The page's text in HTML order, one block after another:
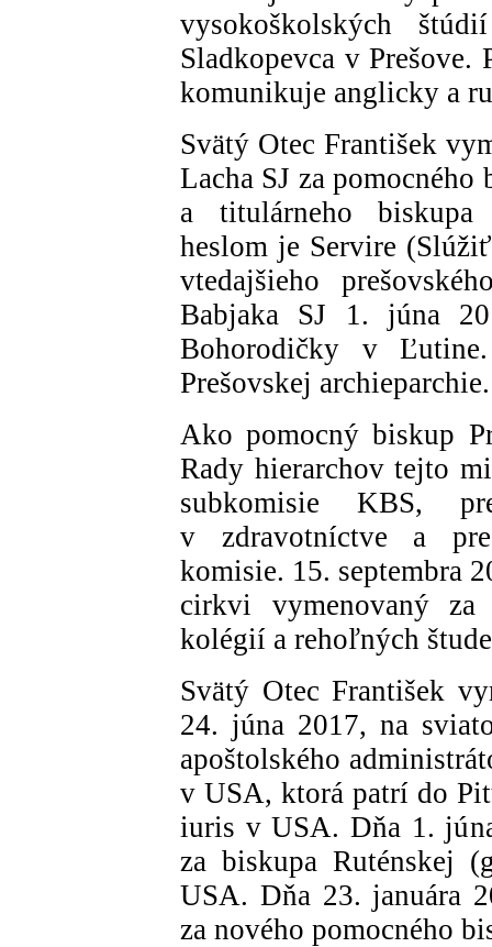
vysokoškolských
Sladkopevca v
komunikuje anglicky a
Svätý Otec František
Lacha SJ za pomocného
a titulárneho biskupa
heslom je Servire
vtedajšieho
Babjaka SJ 1. júna
Bohorodičky v
Prešovskej archieparchie.
Ako pomocný biskup
Rady hierarchov tejto
subkomisie KBS,
v zdravotníctve a
komisie. 15. septembra
cirkvi vymenovaný za
kolégií a rehoľných
Svätý Otec František
24. júna 2017, na
apoštolského
v USA, ktorá patrí do
iuris v USA. Dňa 1.
za biskupa Ruténskej
USA. Dňa 23. januára
za nového pomocného